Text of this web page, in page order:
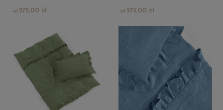
275,00 zł 275,00 zł